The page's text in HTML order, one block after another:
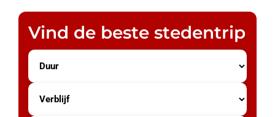
Vind de beste stedentrip